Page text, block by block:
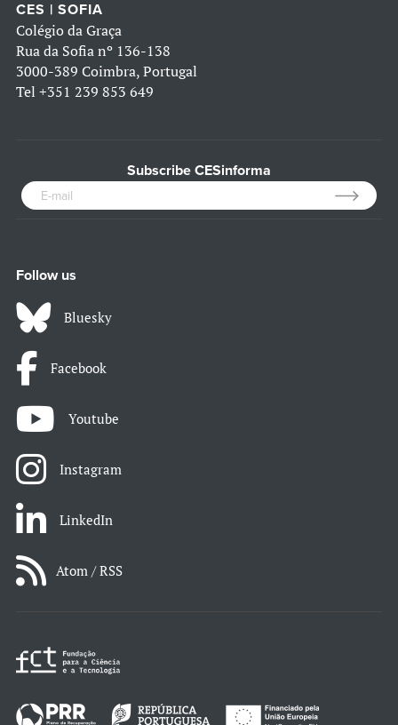
CES | SOFIA
Colégio da Graça
Rua da Sofia nº 136-138
3000-389 Coimbra, Portugal
Tel +351 239 853 649
Subscribe CESinforma
Follow us
Bluesky
Facebook
Youtube
Instagram
LinkedIn
Atom / RSS